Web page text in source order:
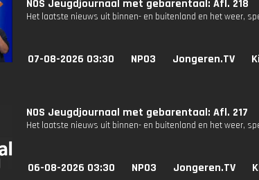
NOS Jeugdjournaal met gebarentaal: Afl. 218
Het laatste nieuws uit binnen- en buitenland en het weer,
07-08-2026 03:30 NPO3 Jongeren.TV
NOS Jeugdjournaal met gebarentaal: Afl. 217
Het laatste nieuws uit binnen- en buitenland en het weer,
06-08-2026 03:30 NPO3 Jongeren.TV